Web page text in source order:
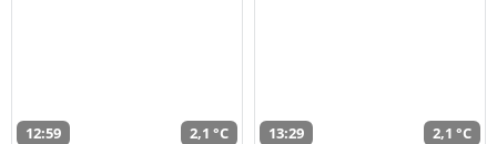
12:59 2,1 °C 13:29 2,1 °C